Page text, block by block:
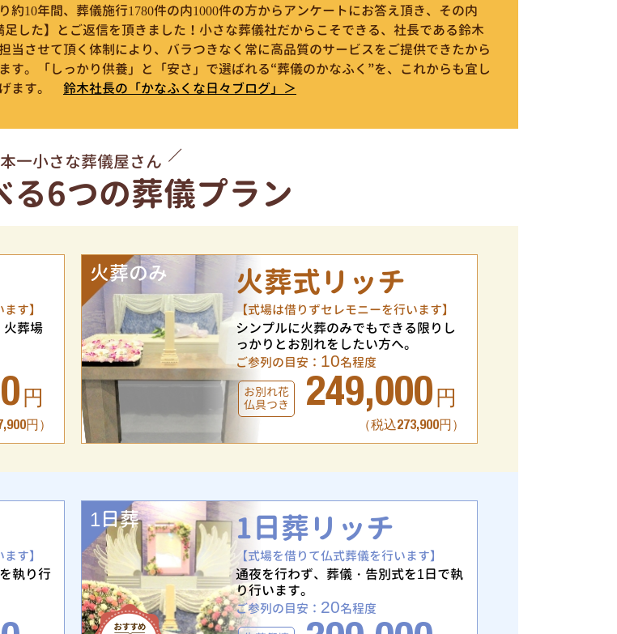
約10年間、葬儀施行1780件の内1000件の方からアンケートにお答え頂き、その内
足した】とご返信を頂きました！小さな葬儀社だからこそできる、社長である鈴木
当させて頂く体制により、バラつきなく常に高品質のサービスをご提供できたから
す。「しっかり供養」と「安さ」で選ばれる“葬儀のかなふく”を、これからも宜し
ます。
鈴木社長の「かなふくな日々ブログ」＞
一小さな葬儀屋さん
る6つの葬儀プラン
す】
火葬場
円
円）
火葬のみ 火葬式リッチ
【式場は借りずセレモニーを行います】
シンプルに火葬のみでもできる限りし
っかりとお別れをしたい方へ。
ご参列の目安： 10名程度
お別れ花
仏具つき
249,000 円
（税込273,900円）
す】
執り行
1日葬 1日葬リッチ
【式場を借りて仏式葬儀を行います】
通夜を行わず、葬儀・告別式を1日で執
り行います。
ご参列の目安： 20名程度